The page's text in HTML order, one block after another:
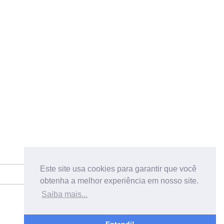
Este site usa cookies para garantir que você
obtenha a melhor experiência em nosso site.
Saiba mais...